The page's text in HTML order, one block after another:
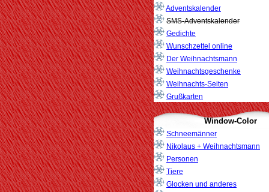
Adventskalender
SMS-Adventskalender
Gedichte
Wunschzettel online
Der Weihnachtsmann
Weihnachtsgeschenke
Weihnachts-Seiten
Grußkarten
Window-Color
Schneemänner
Nikolaus + Weihnachtsmann
Personen
Tiere
Glocken und anderes